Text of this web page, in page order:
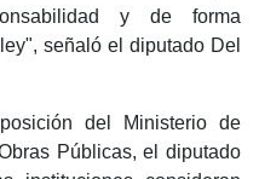
y de forma
señaló el diputado Del
del Ministerio de
Públicas, el diputado